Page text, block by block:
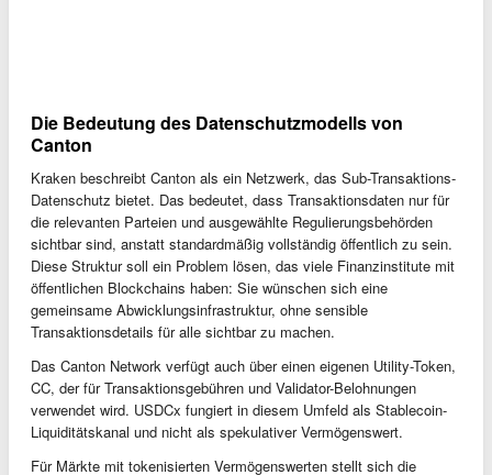
Die Bedeutung des Datenschutzmodells von
Canton
Kraken beschreibt Canton als ein Netzwerk, das Sub-Transaktions-
Datenschutz bietet. Das bedeutet, dass Transaktionsdaten nur für
die relevanten Parteien und ausgewählte Regulierungsbehörden
sichtbar sind, anstatt standardmäßig vollständig öffentlich zu sein.
Diese Struktur soll ein Problem lösen, das viele Finanzinstitute mit
öffentlichen Blockchains haben: Sie wünschen sich eine
gemeinsame Abwicklungsinfrastruktur, ohne sensible
Transaktionsdetails für alle sichtbar zu machen.
Das Canton Network verfügt auch über einen eigenen Utility-Token,
CC, der für Transaktionsgebühren und Validator-Belohnungen
verwendet wird. USDCx fungiert in diesem Umfeld als Stablecoin-
Liquiditätskanal und nicht als spekulativer Vermögenswert.
Für Märkte mit tokenisierten Vermögenswerten stellt sich die